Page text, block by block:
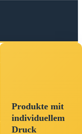
Produkte mit
individuellem
Druck